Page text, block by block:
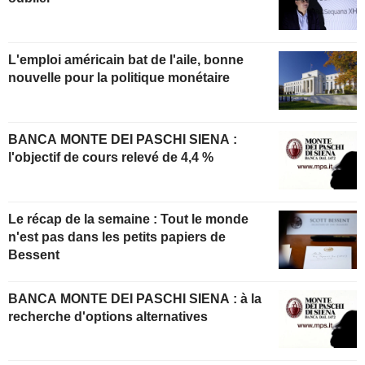
L'emploi américain bat de l'aile, bonne
nouvelle pour la politique monétaire
BANCA MONTE DEI PASCHI SIENA :
l'objectif de cours relevé de 4,4 %
Le récap de la semaine : Tout le monde
n'est pas dans les petits papiers de
Bessent
BANCA MONTE DEI PASCHI SIENA : à la
recherche d'options alternatives